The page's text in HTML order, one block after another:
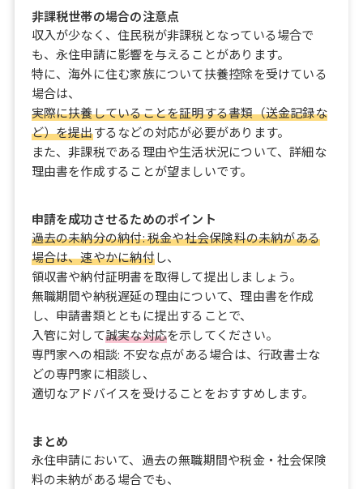
非課税世帯の場合の注意点
収入が少なく、住民税が非課税となっている場合で
も、永住申請に影響を与えることがあります。
特に、海外に住む家族について扶養控除を受けている
場合は、
実際に扶養していることを証明する書類（送金記録な
ど）を提出するなどの対応が必要があります。
また、非課税である理由や生活状況について、詳細な
理由書を作成することが望ましいです。
申請を成功させるためのポイント
過去の未納分の納付: 税金や社会保険料の未納がある
場合は、速やかに納付し、
領収書や納付証明書を取得して提出しましょう。
無職期間や納税遅延の理由について、理由書を作成
し、申請書類とともに提出することで、
入管に対して誠実な対応を示してください。
専門家への相談: 不安な点がある場合は、行政書士な
どの専門家に相談し、
適切なアドバイスを受けることをおすすめします。
まとめ
永住申請において、過去の無職期間や税金・社会保険
料の未納がある場合でも、